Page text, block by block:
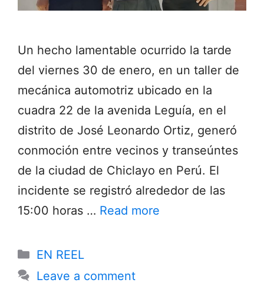
Un hecho lamentable ocurrido la tarde
del viernes 30 de enero, en un taller de
mecánica automotriz ubicado en la
cuadra 22 de la avenida Leguía, en el
distrito de José Leonardo Ortiz, generó
conmoción entre vecinos y transeúntes
de la ciudad de Chiclayo en Perú. El
incidente se registró alrededor de las
15:00 horas … Read more
Categories
EN REEL
Leave a comment